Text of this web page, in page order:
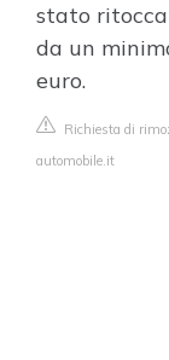
stato
da un
euro.
Richiesta di
automobile.it